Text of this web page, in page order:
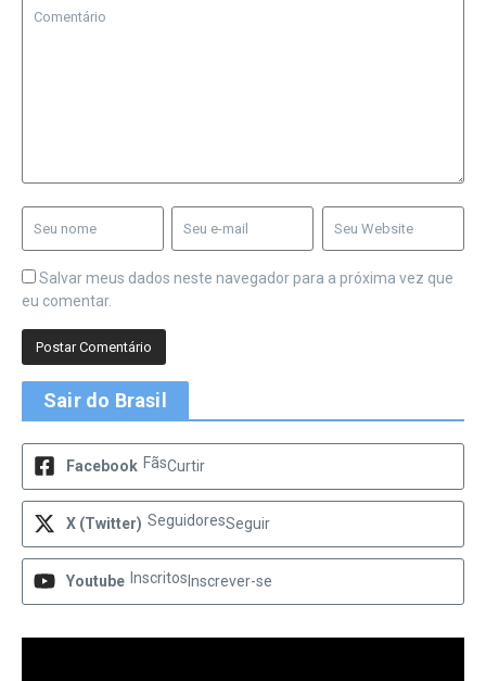
Salvar meus dados neste navegador para a próxima vez que
eu comentar.
Sair do Brasil
Facebook FãsCurtir
X (Twitter) SeguidoresSeguir
Youtube Inscritos Inscrever-se